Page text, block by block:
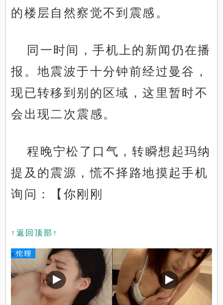
的楼层自然察觉不到震感。
同一时间，手机上的新闻仍在播
报。地震波于十分钟前经过曼谷，
现已转移到别的区域，这里暂时不
会出现二次震感。
程晚宁松了口气，转瞬想起玛纳
提及的震源，慌不择路地摸起手机
询问：【你刚刚
↑返回顶部↑
x